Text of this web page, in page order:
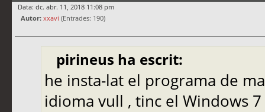
Data: dc. abr. 11, 2018 11:08 pm
Autor: xxavi (Entrades: 190)
pirineus ha escrit:
he insta-lat el programa de
idioma vull , tinc el Windows